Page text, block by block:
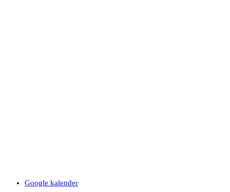
Google kalender